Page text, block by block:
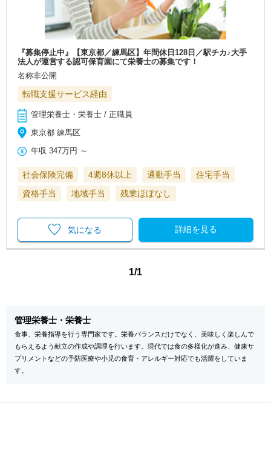
『募集停止中』【東京都／練馬区】年間休日128日／駅チカ♪大手
法人が運営する認可保育園にて栄養士の募集です！
名称非公開
転職支援サービス経由
管理栄養士・栄養士 / 正職員
東京都 練馬区
年収 347万円 ～
社会保険完備 4週8休以上 通勤手当
住宅手当
資格手当
地域手当 残業ほぼなし
詳細を見る
気になる
1/1
管理栄養士・栄養士
食事、栄養指導を行う専門家です。栄養バランスだけでなく、美味しく楽しんで
もらえるよう献立の作成や調理を行います。現代では食の多様化が進み、健康サ
プリメントなどの予防医療や小児の食育・アレルギー対応でも活躍をしていま
す。